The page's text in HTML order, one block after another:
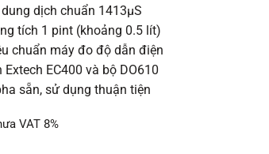
dung dịch chuẩn 1413µS
tích 1 pint (khoảng 0.5 lít)
chuẩn máy đo độ dẫn điện
Extech EC400 và bộ DO610
sẵn, sử dụng thuận tiện
VAT 8%